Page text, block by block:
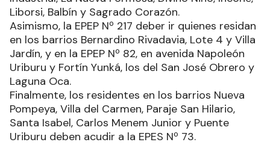
Liborsi, Balbín y Sagrado Corazón.
Asimismo, la EPEP Nº 217 deber ir quienes residan
en los barrios Bernardino Rivadavia, Lote 4 y Villa
Jardín, y en la EPEP Nº 82, en avenida Napoleón
Uriburu y Fortín Yunká, los del San José Obrero y
Laguna Oca.
Finalmente, los residentes en los barrios Nueva
Pompeya, Villa del Carmen, Paraje San Hilario,
Santa Isabel, Carlos Menem Junior y Puente
Uriburu deben acudir a la EPES Nº 73.